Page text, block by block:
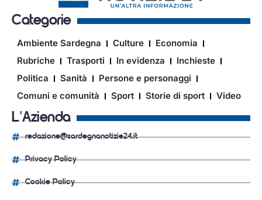
Categorie
Ambiente Sardegna Culture
Economia
Rubriche
Trasporti In evidenza
Inchieste
Politica
Sanità
Persone e personaggi
Comuni e comunità
Sport Storie di sport Video
L'Azienda
redazione@sardegnanotizie24.it
Privacy Policy
Cookie Policy